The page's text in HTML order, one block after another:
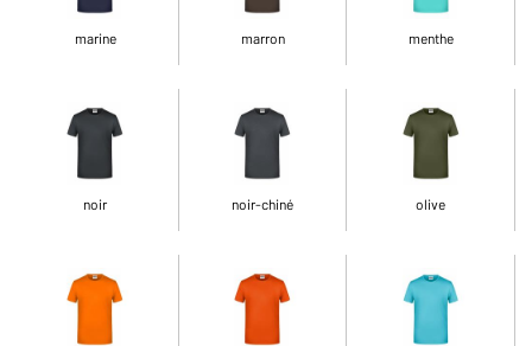
marine marron menthe
noir noir-chiné olive